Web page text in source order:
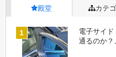
殿堂 カテ
電子サイ
通るのか？